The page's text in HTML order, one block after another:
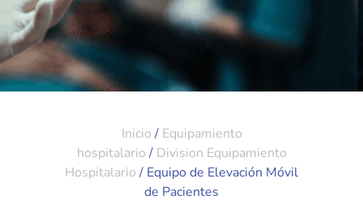
Inicio / Equipamiento
hospitalario / Division Equipamiento
Hospitalario / Equipo de Elevación Móvil
de Pacientes